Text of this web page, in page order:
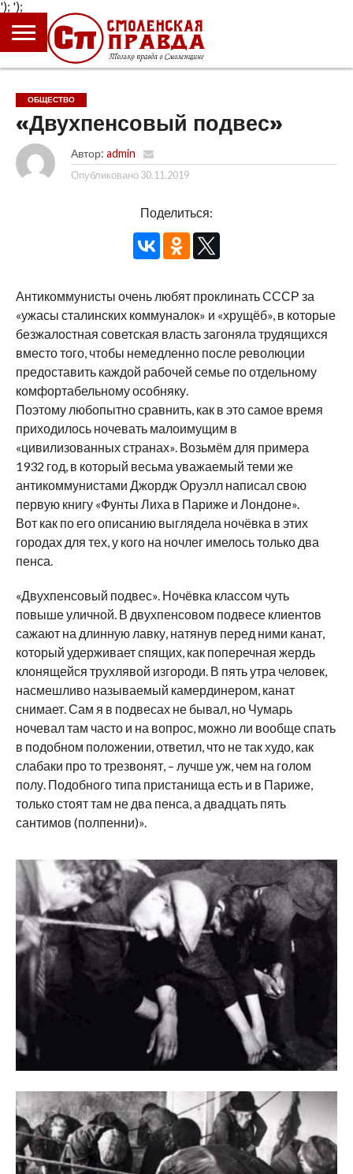
');
ГЛАВНАЯ
НОВОСТИ
ПРОИСШЕСТВИЯ
ПОЛИТИКА
КУЛЬТУРА
ЭКОНОМИКА
ОБЩЕСТВО
БЛОГИ
ОБЩЕСТВО
«Двухпенсовый подвес»
Автор: admin
Опубликовано 30.11.2019
Поделиться:
Антикоммунисты очень любят проклинать СССР за
«ужасы сталинских коммуналок» и «хрущёб», в которые
безжалостная советская власть загоняла трудящихся
вместо того, чтобы немедленно после революции
предоставить каждой рабочей семье по отдельному
комфортабельному особняку.
Поэтому любопытно сравнить, как в это самое время
приходилось ночевать малоимущим в
«цивилизованных странах». Возьмём для примера
1932 год, в который весьма уважаемый теми же
антикоммунистами Джордж Оруэлл написал свою
первую книгу «Фунты Лиха в Париже и Лондоне».
Вот как по его описанию выглядела ночёвка в этих
городах для тех, у кого на ночлег имелось только два
пенса.
«Двухпенсовый подвес». Ночёвка классом чуть
повыше уличной. В двухпенсовом подвесе клиентов
сажают на длинную лавку, натянув перед ними канат,
который удерживает спящих, как поперечная жердь
клонящейся трухлявой изгороди. В пять утра человек,
насмешливо называемый камердинером, канат
снимает. Сам я в подвесах не бывал, но Чумарь
ночевал там часто и на вопрос, можно ли вообще спать
в подобном положении, ответил, что не так худо, как
слабаки про то трезвонят, – лучше уж, чем на голом
полу. Подобного типа пристанища есть и в Париже,
только стоят там не два пенса, а двадцать пять
сантимов (полпенни)».
');